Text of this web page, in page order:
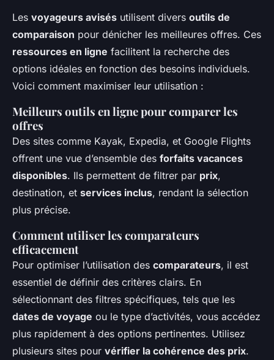
Les voyageurs avisés utilisent divers outils de
comparaison pour dénicher les meilleures offres. Ces
ressources en ligne facilitent la recherche des
options idéales en fonction des besoins individuels.
Voici comment maximiser leur utilisation :
Meilleurs outils en ligne pour comparer les
offres
Des sites comme Kayak, Expedia, et Google Flights
offrent une vue d’ensemble des forfaits vacances
disponibles. Ils permettent de filtrer par prix,
destination, et services inclus, rendant la sélection
plus précise.
Comment utiliser les comparateurs
efficacement
Pour optimiser l’utilisation des comparateurs, il est
essentiel de définir des critères clairs. En
sélectionnant des filtres spécifiques, tels que les
dates de voyage ou le type d’activités, vous accédez
plus rapidement à des options pertinentes. Utilisez
plusieurs sites pour vérifier la cohérence des prix.